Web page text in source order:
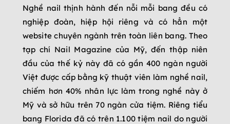
Nghề nail thịnh hành đến nỗi mỗi bang đều có
nghiệp đoàn, hiệp hội riêng và có hẳn một
website chuyên ngành trên toàn liên bang. Theo
tạp chí Nail Magazine của Mỹ, đến thập niên
đầu của thế kỷ này đã có gần 400 ngàn người
Việt được cấp bằng kỹ thuật viên làm nghề nail,
chiếm hơn 40% nhân lực làm trong nghề này ở
Mỹ và sở hữu trên 70 ngàn cửa tiệm. Riêng tiểu
bang Florida đã có trên 1.100 tiệm nail do người